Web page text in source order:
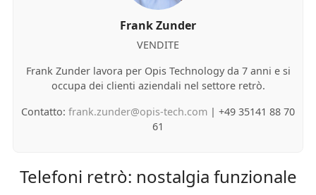
Frank Zunder
VENDITE
Frank Zunder lavora per Opis Technology da 7 anni e si
occupa dei clienti aziendali nel settore retrò.
Contatto: frank.zunder@opis-tech.com | +49 35141 88 70
61
Telefoni retrò: nostalgia funzionale